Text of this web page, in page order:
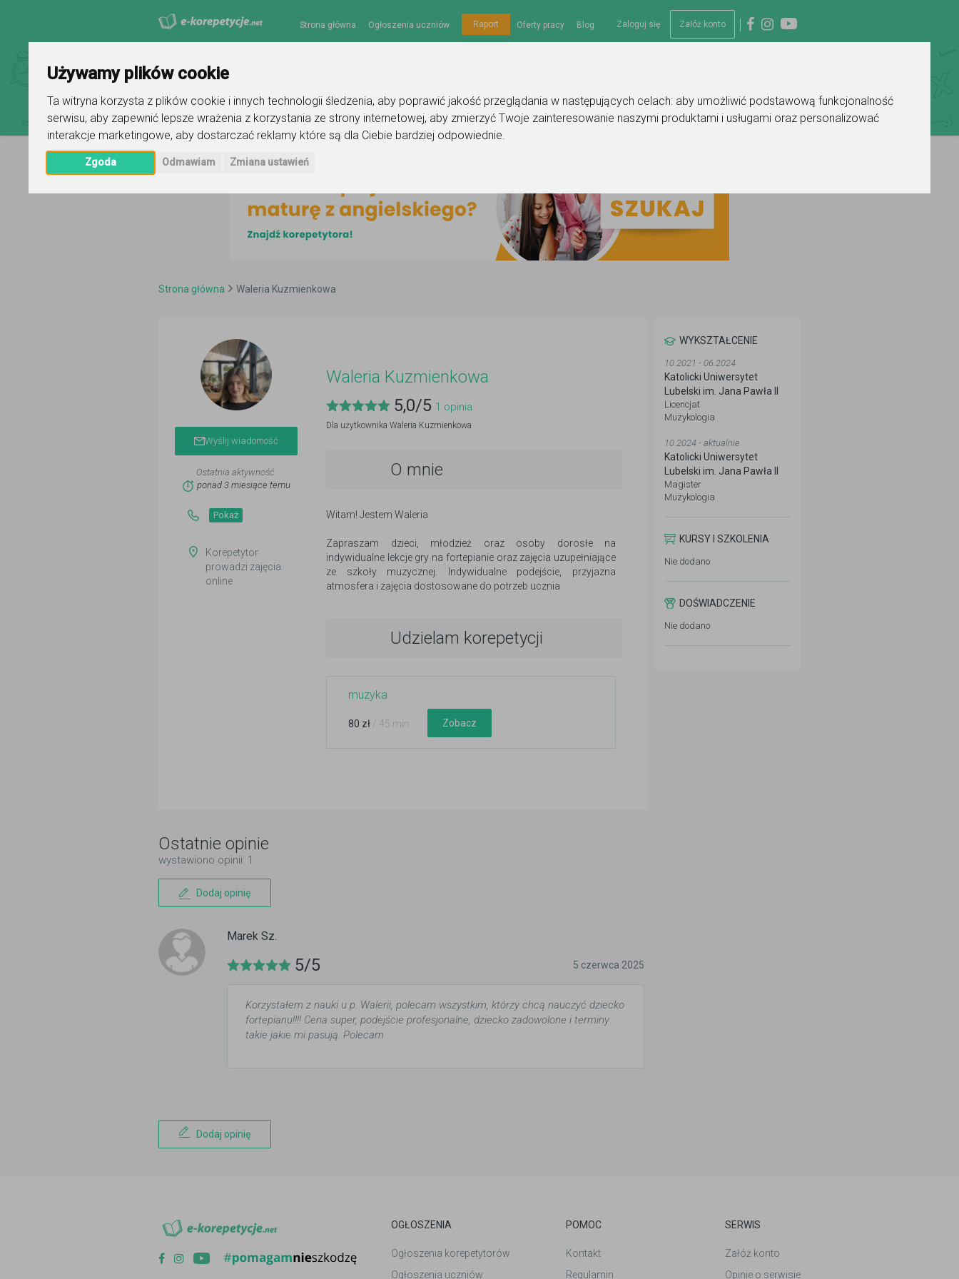
Używamy plików cookie
Ta witryna korzysta z plików cookie i innych technologii śledzenia, aby poprawić jakość przeglądania w następujących celach: aby umożliwić podstawową funkcjonalność
serwisu, aby zapewnić lepsze wrażenia z korzystania ze strony internetowej, aby zmierzyć Twoje zainteresowanie naszymi produktami i usługami oraz personalizować
interakcje marketingowe, aby dostarczać reklamy które są dla Ciebie bardziej odpowiednie.
Zgoda Odmawiam Zmiana ustawień
Zaloguj się Załóż konto
Strona główna Ogłoszenia uczniów Raport Oferty pracy Blog
Strona główna Waleria Kuzmienkowa
Wyślij wiadomość
Ostatnia aktywność:
ponad 3 miesiące temu
Pokaż
Korepetytor
prowadzi zajęcia
online
Waleria Kuzmienkowa
5,0/5 1 opinia
Dla użytkownika Waleria Kuzmienkowa
O mnie
Witam! Jestem Waleria
Zapraszam dzieci, młodzież oraz osoby dorosłe na
indywidualne lekcje gry na fortepianie oraz zajęcia uzupełniające
ze szkoły muzycznej. Indywidualne podejście, przyjazna
atmosfera i zajęcia dostosowane do potrzeb ucznia
Udzielam korepetycji
muzyka
80 zł / 45 min Zobacz
WYKSZTAŁCENIE
10.2021 - 06.2024
Katolicki Uniwersytet
Lubelski im. Jana Pawła II
Licencjat
Muzykologia
10.2024 - aktualnie
Katolicki Uniwersytet
Lubelski im. Jana Pawła II
Magister
Muzykologia
KURSY I SZKOLENIA
Nie dodano
DOŚWIADCZENIE
Nie dodano
Ostatnie opinie
wystawiono opinii: 1
Dodaj opinię
Marek Sz.
5/5 5 czerwca 2025
Korzystałem z nauki u p. Walerii, polecam wszystkim, którzy chcą nauczyć dziecko
fortepianu!!!! Cena super, podejście profesjonalne, dziecko zadowolone i terminy
takie jakie mi pasują. Polecam
Dodaj opinię
OGŁOSZENIA
Ogłoszenia korepetytorów
Ogłoszenia uczniów
POMOC
Kontakt
Regulamin
SERWIS
Załóż konto
Opinie o serwisie